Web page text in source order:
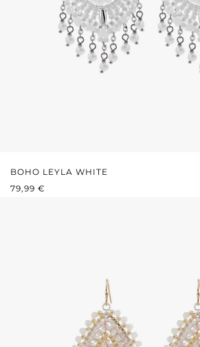
BOHO LEYLA WHITE
REGULÄRER PREIS:
79,99 €